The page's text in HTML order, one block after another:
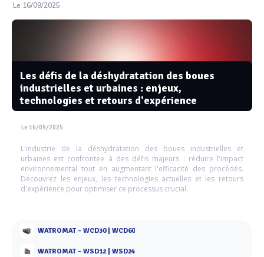
Le 16/09/2025
Les défis de la déshydratation des boues
industrielles et urbaines : enjeux,
technologies et retours d'expérience
Le 16/09/2025
L'industrie de la déshydratation des boues industrielles et
urbaines est confrontée à des défis majeurs : réduire l'impact
environnemental tout en augmentant l'efficacité des procédés.
Découvrez les enjeux, les technologies actuelles et les retours
d'expérience pour optimiser ce processus crucial.
WATROMAT - WCD30 | WCD60
WATROMAT - WSD12 | WSD24